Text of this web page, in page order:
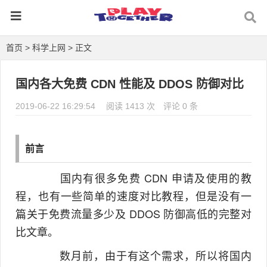
首页 > 科学上网 > 正文
国内各大免费 CDN 性能及 DDOS 防御对比
2019-06-22 16:29:54 阅读 1413 次 评论 0 条
前言
国内有很多免费 CDN 申请及使用的教
程，也有一些简单的速度对比教程，但是没有一
篇关于免费流量多少及 DDOS 防御高低的完整对
比文章。
数月前，由于有这个需求，所以将国内